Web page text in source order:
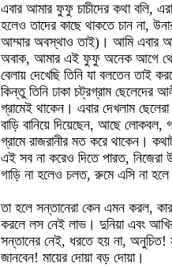
এবার আমার ফুফু চাচীদের কথা বলি,
হলেও তাদের কাছে থাকতে চান না,
আম্মার অবস্থাও তাই)। আমি এবার
অবাক, আমার এই ফুফু অনেক আগে
বেলায় দেখেছি তিনি যা বলতেন তাই
কিন্তু তিনি ঢাকা চট্রগ্রাম ছেলেদের
গ্রামেই থাকেন। এবার দেখলাম
বাড়ি বানিয়ে দিয়েছেন, আছে
গ্রামে রাজরানীর মত করে থাকেন।
এই সব না করেও দিতে পারত,
গাড়ি না হলেও চলত, রুমে এসি না
তা হলে সন্তানেরা কেন এমন করল,
করলে লস নেই লাভ। দুনিয়া এবং
সন্তানের নেই, ধরতে হয় না, অনুচিত!
জানবেন! মায়ের দোয়া বড় দোয়া।